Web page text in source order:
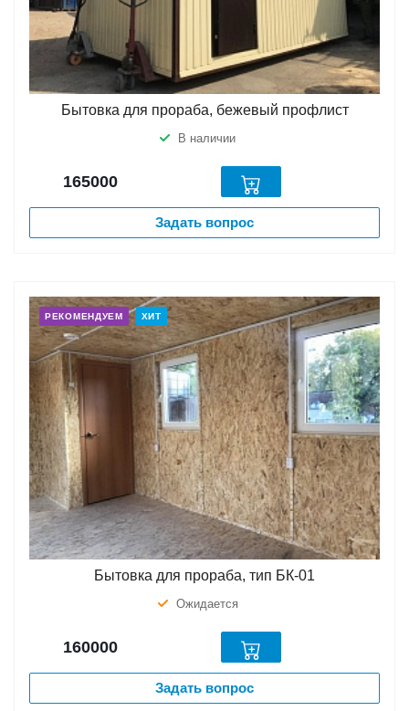
Бытовка для прораба, бежевый профлист
В наличии
165000
Задать вопрос
РЕКОМЕНДУЕМ ХИТ
Бытовка для прораба, тип БК-01
Ожидается
160000
Задать вопрос